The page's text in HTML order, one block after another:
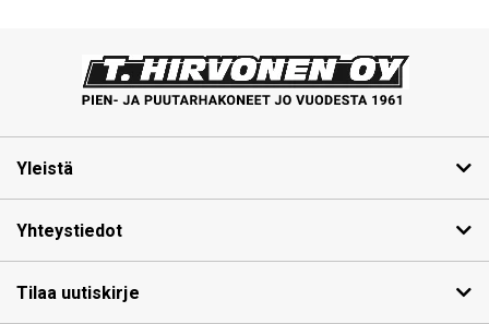
Yleistä
Yhteystiedot
Tilaa uutiskirje